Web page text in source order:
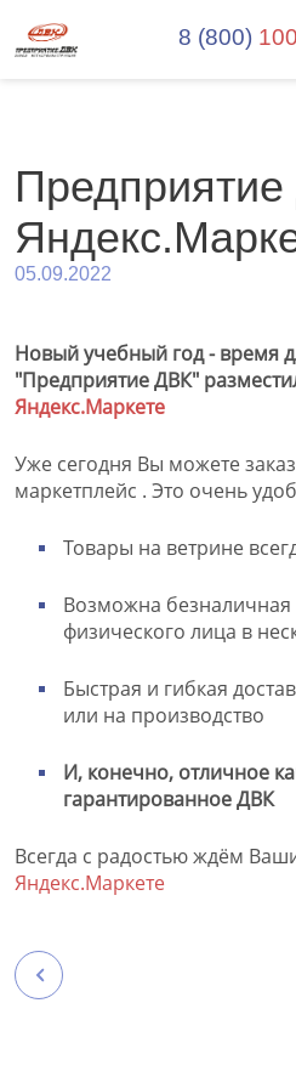
8 (800)
05.09.2022
Новый учебный год - время
"Предприятие ДВК"
Яндекс.Маркете
Уже сегодня Вы можете
маркетплейс . Это очень
Товары на ветрине
Возможна безналичная
физического лица в
Быстрая и гибкая
или на производство
И, конечно, отличное
гарантированное ДВК
Всегда с радостью ждём
Яндекс.Маркете